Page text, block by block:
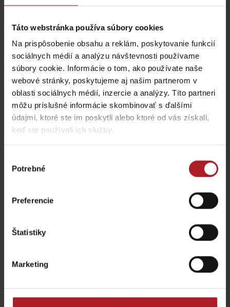
Táto webstránka používa súbory cookies
Na prispôsobenie obsahu a reklám, poskytovanie funkcií
sociálnych médií a analýzu návštevnosti používame
súbory cookie. Informácie o tom, ako používate naše
webové stránky, poskytujeme aj našim partnerom v
oblasti sociálnych médií, inzercie a analýzy. Títo partneri
môžu príslušné informácie skombinovať s ďalšími
údajmi, ktoré ste im poskytli alebo ktoré od vás získali,
keď ste používali ich služby.
súhlasu
Potrebné
Preferencie
Štatistiky
Marketing
Viac informácií o Liptov region karte aj v
našich Liptov News
Prosím, pre zobrazenie videa,akceptujte cookies pre
marketing.
Prosím, pre zobrazenie videa,
akceptujte cookies pre